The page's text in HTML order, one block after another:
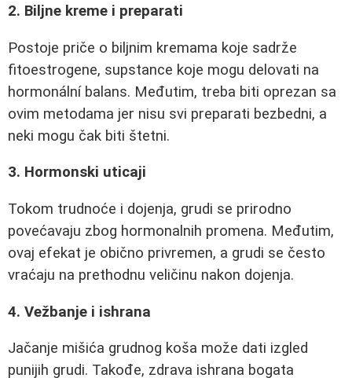
2. Biljne kreme i preparati
Postoje priče o biljnim kremama koje sadrže
fitoestrogene, supstance koje mogu delovati na
hormonální balans. Međutim, treba biti oprezan sa
ovim metodama jer nisu svi preparati bezbedni, a
neki mogu čak biti štetni.
3. Hormonski uticaji
Tokom trudnoće i dojenja, grudi se prirodno
povećavaju zbog hormonalnih promena. Međutim,
ovaj efekat je obično privremen, a grudi se često
vraćaju na prethodnu veličinu nakon dojenja.
4. Vežbanje i ishrana
Jačanje mišića grudnog koša može dati izgled
punijih grudi. Takođe, zdrava ishrana bogata